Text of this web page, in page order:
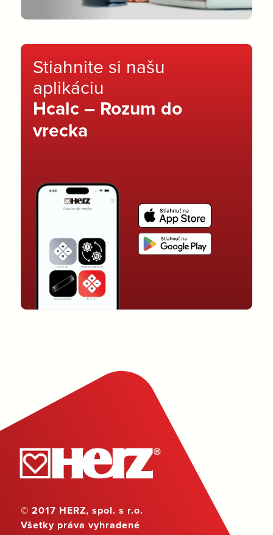
Stiahnite si našu
aplikáciu
Hcalc – Rozum do
vrecka
© 2017 HERZ, spol. s r.o.
Všetky práva vyhradené